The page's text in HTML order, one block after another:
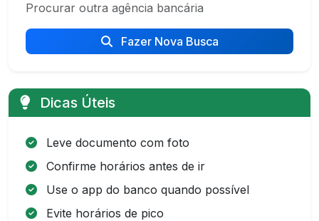
Procurar outra agência bancária
Fazer Nova Busca
Dicas Úteis
Leve documento com foto
Confirme horários antes de ir
Use o app do banco quando possível
Evite horários de pico